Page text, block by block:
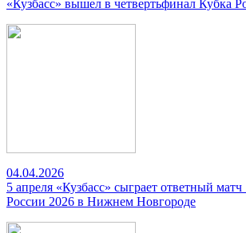
«Кузбасс» вышел в четвертьфинал Кубка
04.04.2026
5 апреля «Кузбасс» сыграет ответный
России 2026 в Нижнем Новгороде